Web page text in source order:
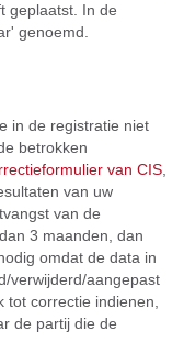
geplaatst. In de
genoemd.
in de registratie niet
betrokken
van CIS
van uw
van de
3 maanden, dan
omdat de data in
verwijderd/aangepast
correctie indienen,
de partij die de